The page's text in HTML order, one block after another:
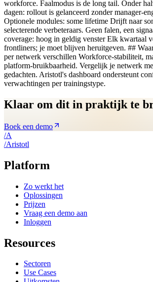
workforce. Faalmodus is de long tail. Onder
dagen: rollout is gelanceerd zonder manager-
Optionele modules: some lifetime Drijft naar
selecterende verbeteraars. Geen falen, een
coverage: hoog in geldig venster Elk kwartaal
frontliners; je moet blijven heruitgeven. ##
per netwerk verschillen Workforce-stabiliteit,
platform-bruikbaarheid. Vergelijk je netwerk
gedachten. Aristotl's dashboard ondersteunt
verwachtingen per trainingstype.
Klaar om dit in praktijk te
Boek een demo
/A
/Aristotl
Platform
Zo werkt het
Oplossingen
Prijzen
Vraag een demo aan
Inloggen
Resources
Sectoren
Use Cases